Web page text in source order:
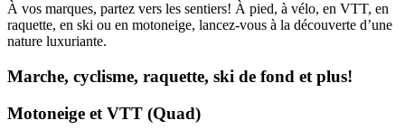
À vos marques, partez vers les sentiers! À pied, à vélo, en VTT, en
raquette, en ski ou en motoneige, lancez-vous à la découverte d’une
nature luxuriante.
Marche, cyclisme, raquette, ski de fond et plus!
Motoneige et VTT (Quad)